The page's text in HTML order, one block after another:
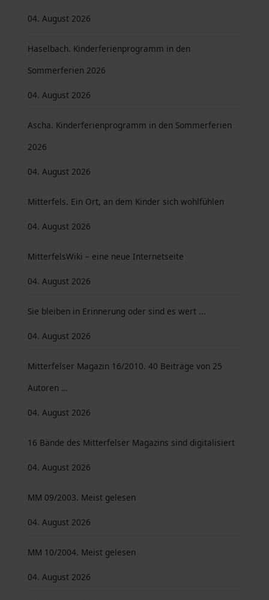
04. August 2026
Haselbach. Kinderferienprogramm in den
Sommerferien 2026
04. August 2026
Ascha. Kinderferienprogramm in den Sommerferien
2026
04. August 2026
Mitterfels. Ein Ort, an dem Kinder sich wohlfühlen
04. August 2026
MitterfelsWiki – eine neue Internetseite
04. August 2026
Sie bleiben in Erinnerung oder sind es wert ...
04. August 2026
Mitterfelser Magazin 16/2010. 40 Beiträge von 25
Autoren …
04. August 2026
16 Bände des Mitterfelser Magazins sind digitalisiert
04. August 2026
MM 09/2003. Meist gelesen
04. August 2026
MM 10/2004. Meist gelesen
04. August 2026